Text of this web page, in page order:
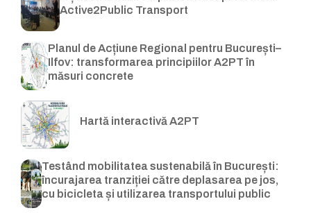
Active2Public Transport
Planul de Acțiune Regional pentru București–
Ilfov: transformarea principiilor A2PT în
măsuri concrete
Hartă interactivă A2PT
Testând mobilitatea sustenabilă în București:
încurajarea tranziției către deplasarea pe jos,
cu bicicleta și utilizarea transportului public